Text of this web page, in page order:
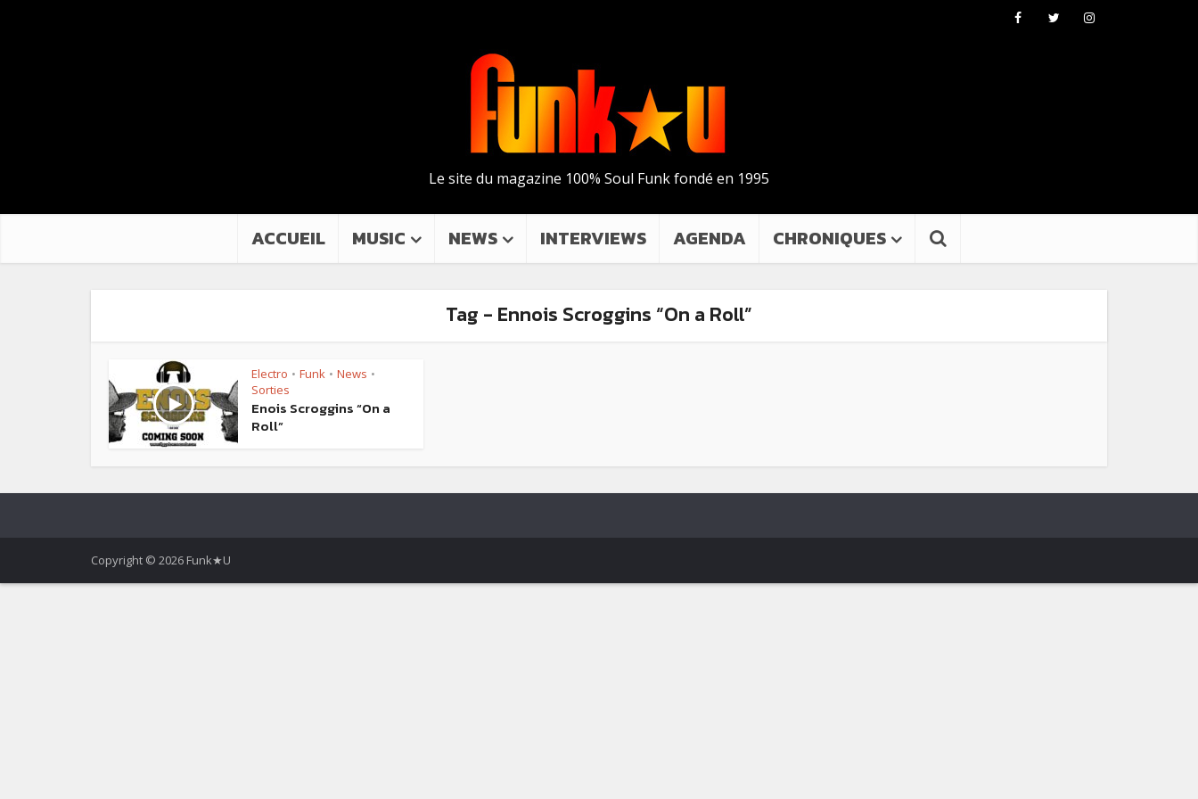
Le site du magazine 100% Soul Funk fondé en 1995
ACCUEIL MUSIC NEWS INTERVIEWS AGENDA CHRONIQUES
Tag - Ennois Scroggins “On a Roll”
Electro • Funk • News •
Sorties
Enois Scroggins “On a
Roll”
Copyright © 2026 Funk★U